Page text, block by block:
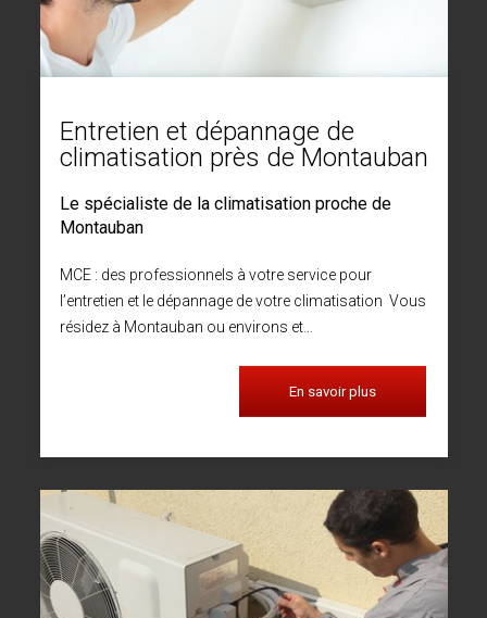
Entretien et dépannage de
climatisation près de Montauban
Le spécialiste de la climatisation proche de
Montauban
MCE : des professionnels à votre service pour
l’entretien et le dépannage de votre climatisation Vous
résidez à Montauban ou environs et…
En savoir plus